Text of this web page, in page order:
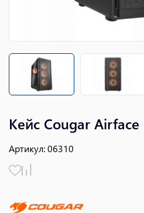
Кейс Cougar
Артикул:06310